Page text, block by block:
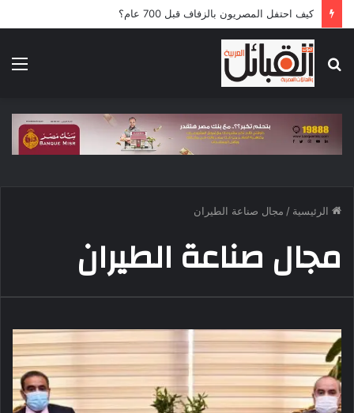
كيف احتفل المصريون بالزفاف قبل 700 عام؟
عن
الرئيسية / مجال صناعة الطيران
مجال صناعة الطيران